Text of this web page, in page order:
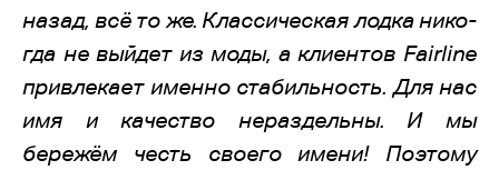
назад, всё то же. Классическая лодка нико-
гда не выйдет из моды, а клиентов Fairline
привлекает именно стабильность. Для нас
имя и качество нераздельны. И мы
бережём честь своего имени! Поэтому